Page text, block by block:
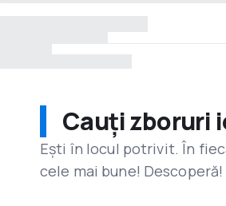
Cauți zboruri
Ești în locul potrivit. În
cele mai bune! Descoperă!